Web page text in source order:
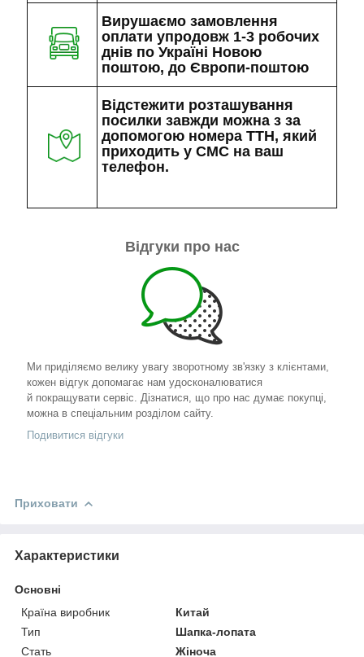
Вирушаємо замовлення
оплати упродовж 1-3 робочих
днів по Україні Новою
поштою, до Європи-поштою
Відстежити розташування
посилки завжди можна з за
допомогою номера ТТН, який
приходить у СМС на ваш
телефон.
Відгуки про нас
Ми приділяємо велику увагу зворотному зв'язку з клієнтами,
кожен відгук допомагає нам удосконалюватися
й покращувати сервіс. Дізнатися, що про нас думає покупці,
можна в спеціальним розділом сайту.
Подивитися відгуки
Приховати
Характеристики
Основні
Країна виробник
Китай
Тип
Шапка-лопата
Стать
Жіноча